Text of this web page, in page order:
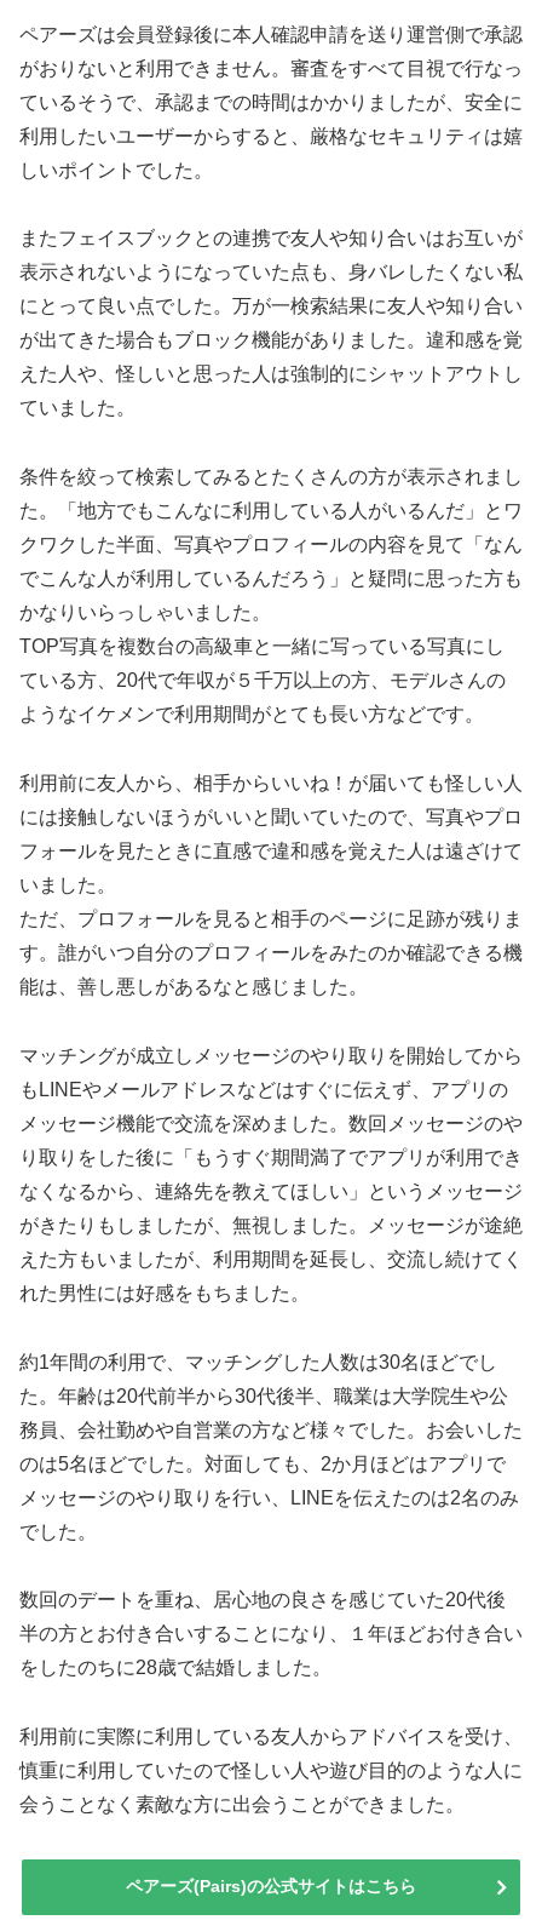
ペアーズは会員登録後に本人確認申請を送り運営側で承認
がおりないと利用できません。審査をすべて目視で行なっ
ているそうで、承認までの時間はかかりましたが、安全に
利用したいユーザーからすると、厳格なセキュリティは嬉
しいポイントでした。
またフェイスブックとの連携で友人や知り合いはお互いが
表示されないようになっていた点も、身バレしたくない私
にとって良い点でした。万が一検索結果に友人や知り合い
が出てきた場合もブロック機能がありました。違和感を覚
えた人や、怪しいと思った人は強制的にシャットアウトし
ていました。
条件を絞って検索してみるとたくさんの方が表示されまし
た。「地方でもこんなに利用している人がいるんだ」とワ
クワクした半面、写真やプロフィールの内容を見て「なん
でこんな人が利用しているんだろう」と疑問に思った方も
かなりいらっしゃいました。
TOP写真を複数台の高級車と一緒に写っている写真にし
ている方、20代で年収が５千万以上の方、モデルさんの
ようなイケメンで利用期間がとても長い方などです。
利用前に友人から、相手からいいね！が届いても怪しい人
には接触しないほうがいいと聞いていたので、写真やプロ
フォールを見たときに直感で違和感を覚えた人は遠ざけて
いました。
ただ、プロフォールを見ると相手のページに足跡が残りま
す。誰がいつ自分のプロフィールをみたのか確認できる機
能は、善し悪しがあるなと感じました。
マッチングが成立しメッセージのやり取りを開始してから
もLINEやメールアドレスなどはすぐに伝えず、アプリの
メッセージ機能で交流を深めました。数回メッセージのや
り取りをした後に「もうすぐ期間満了でアプリが利用でき
なくなるから、連絡先を教えてほしい」というメッセージ
がきたりもしましたが、無視しました。メッセージが途絶
えた方もいましたが、利用期間を延長し、交流し続けてく
れた男性には好感をもちました。
約1年間の利用で、マッチングした人数は30名ほどでし
た。年齢は20代前半から30代後半、職業は大学院生や公
務員、会社勤めや自営業の方など様々でした。お会いした
のは5名ほどでした。対面しても、2か月ほどはアプリで
メッセージのやり取りを行い、LINEを伝えたのは2名のみ
でした。
数回のデートを重ね、居心地の良さを感じていた20代後
半の方とお付き合いすることになり、１年ほどお付き合い
をしたのちに28歳で結婚しました。
利用前に実際に利用している友人からアドバイスを受け、
慎重に利用していたので怪しい人や遊び目的のような人に
会うことなく素敵な方に出会うことができました。
ペアーズ(Pairs)の公式サイトはこちら